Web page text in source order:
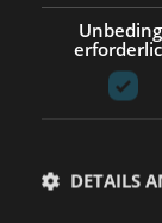
BALTICA Puppy
auf die
über die 4. Woche
von Welpen.DETAILS